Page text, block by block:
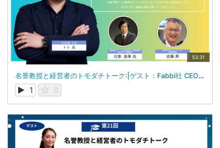
53:31
名誉教授と経営者のトモダチトーク:|ゲスト：Fabbi社 CEO トゥ 氏
1 0